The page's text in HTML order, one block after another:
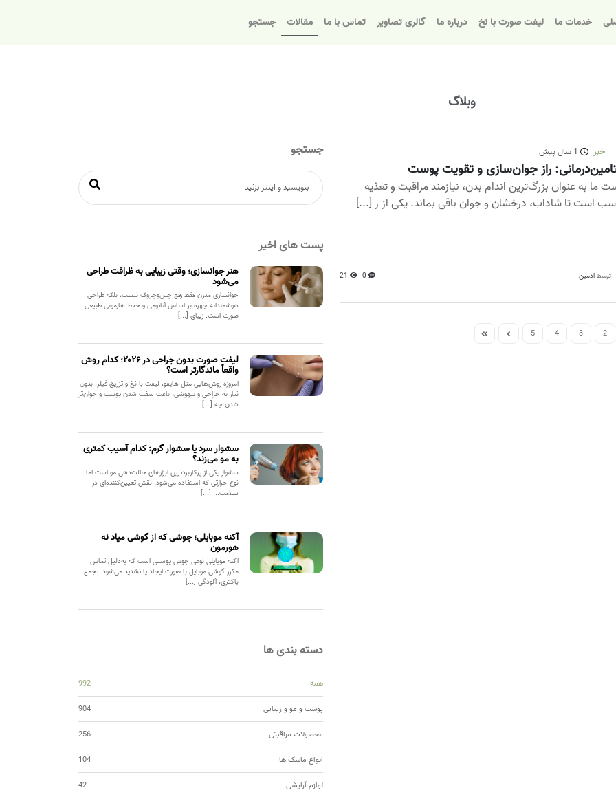
خدمات ما لیفت صورت با نخ درباره ما گالری تصاویر تماس با ما مقالات جستجو
وبلاگ
خبر 1 سال پیش
راز جوان‌سازی و تقویت پوست
ما به عنوان بزرگ‌ترین اندام بدن، نیازمند مراقبت و تغذیه
است تا شاداب، درخشان و جوان باقی بماند. یکی از ر [...]
توسطادمین 0
21
2
3
4
5
جستجو
پست های اخیر
هنر جوانسازی؛ وقتی زیبایی به ظرافت طراحی
می‌شود
جوانسازی مدرن فقط رفع چین‌وچروک نیست، بلکه طراحی
هوشمندانه چهره بر اساس آناتومی و حفظ هارمونی طبیعی
صورت است. زیبای [...]
لیفت صورت بدون جراحی در ۲۰۲۶؛ کدام روش
واقعاً ماندگارتر است؟
امروزه روش‌هایی مثل هایفو، لیفت با نخ و تزریق فیلر، بدون
نیاز به جراحی و بیهوشی، باعث سفت شدن پوست و جوان‌تر
شدن چه [...]
سشوار سرد یا سشوار گرم: کدام آسیب کمتری
به مو می‌زند؟
سشوار یکی از پرکاربردترین ابزارهای حالت‌دهی مو است اما
نوع حرارتی که استفاده می‌شود، نقش تعیین‌کننده‌ای در
سلامت... [...]
آکنه موبایلی؛ جوشی که از گوشی میاد نه
هورمون
آکنه موبایلی نوعی جوش پوستی است که به‌دلیل تماس
مکرر گوشی موبایل با صورت ایجاد یا تشدید می‌شود. تجمع
باکتری، آلودگی [...]
دسته بندی ها
همه 992
پوست و مو و زیبایی 904
محصولات مراقبتی 256
انواع ماسک ها 104
لوازم آرایشی 42